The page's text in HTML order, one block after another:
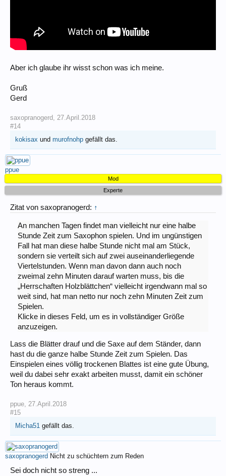
Aber ich glaube ihr wisst schon was ich meine.
Gruß
Gerd
saxopranogerd
27.April.2018
#14
kokisax und murofnohp gefällt das.
ppue
Mod
Experte
Zitat von saxopranogerd: ↑
An manchen Tagen findet man vielleicht nur eine halbe
Stunde Zeit zum Saxophon spielen. Und im ungünstigen
Fall hat man diese halbe Stunde nicht mal am Stück,
sondern sie verteilt sich auf zwei auseinanderliegende
Viertelstunden. Wenn man davon dann auch noch
zweimal zehn Minuten darauf warten muss, bis die
„Herrschaften Holzblättchen“ vielleicht irgendwann mal so
weit sind, hat man netto nur noch zehn Minuten Zeit zum
Spielen.
Klicke in dieses Feld, um es in vollständiger Größe
anzuzeigen.
Lass die Blätter drauf und die Saxe auf dem Ständer, dann
hast du die ganze halbe Stunde Zeit zum Spielen. Das
Einspielen eines völlig trockenen Blattes ist eine gute Übung,
weil du dabei sehr exakt arbeiten musst, damit ein schöner
Ton heraus kommt.
ppue, 27.April.2018
#15
Micha51 gefällt das.
saxopranogerd Nicht zu schüchtern zum Reden
Sei doch nicht so streng ...